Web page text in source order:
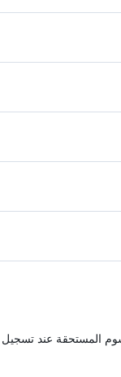
المستحقة عند تسجيل